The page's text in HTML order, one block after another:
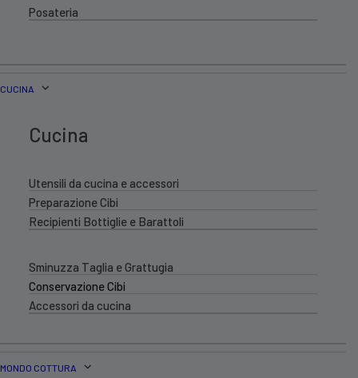
Posateria
CUCINA
Cucina
Utensili da cucina e accessori
Preparazione Cibi
Recipienti Bottiglie e Barattoli
Sminuzza Taglia e Grattugia
Conservazione Cibi
Accessori da cucina
MONDO COTTURA